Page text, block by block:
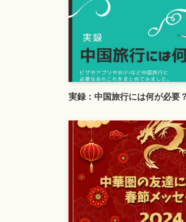
実録：中国旅行には何が必要？